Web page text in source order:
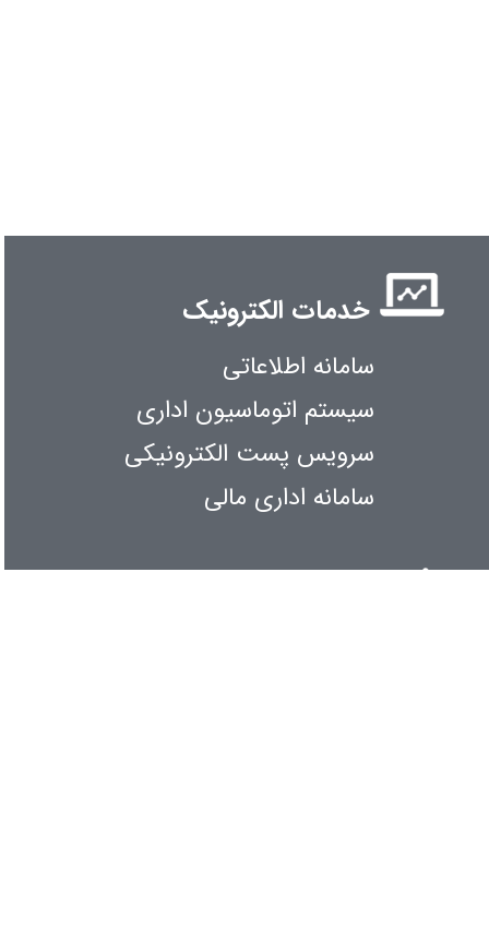
خدمات الکترونیک
سامانه اطلاعاتی
سیستم اتوماسیون اداری
سرویس پست الکترونیکی
سامانه اداری مالی